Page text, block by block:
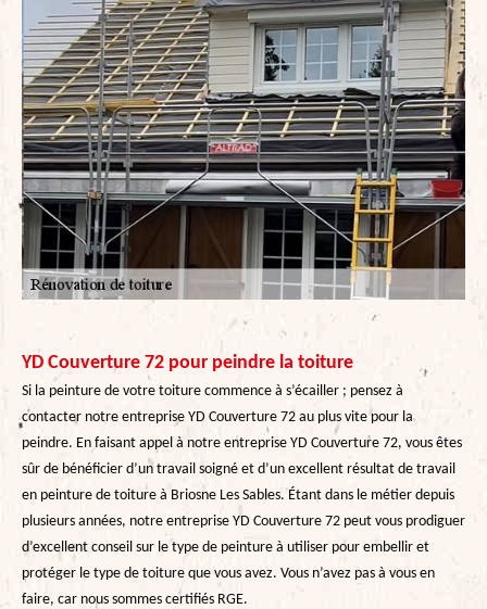
YD Couverture 72 pour peindre la toiture
Si la peinture de votre toiture commence à s’écailler ; pensez à
contacter notre entreprise YD Couverture 72 au plus vite pour la
peindre. En faisant appel à notre entreprise YD Couverture 72, vous êtes
sûr de bénéficier d’un travail soigné et d’un excellent résultat de travail
en peinture de toiture à Briosne Les Sables. Étant dans le métier depuis
plusieurs années, notre entreprise YD Couverture 72 peut vous prodiguer
d’excellent conseil sur le type de peinture à utiliser pour embellir et
protéger le type de toiture que vous avez. Vous n’avez pas à vous en
faire, car nous sommes certifiés RGE.